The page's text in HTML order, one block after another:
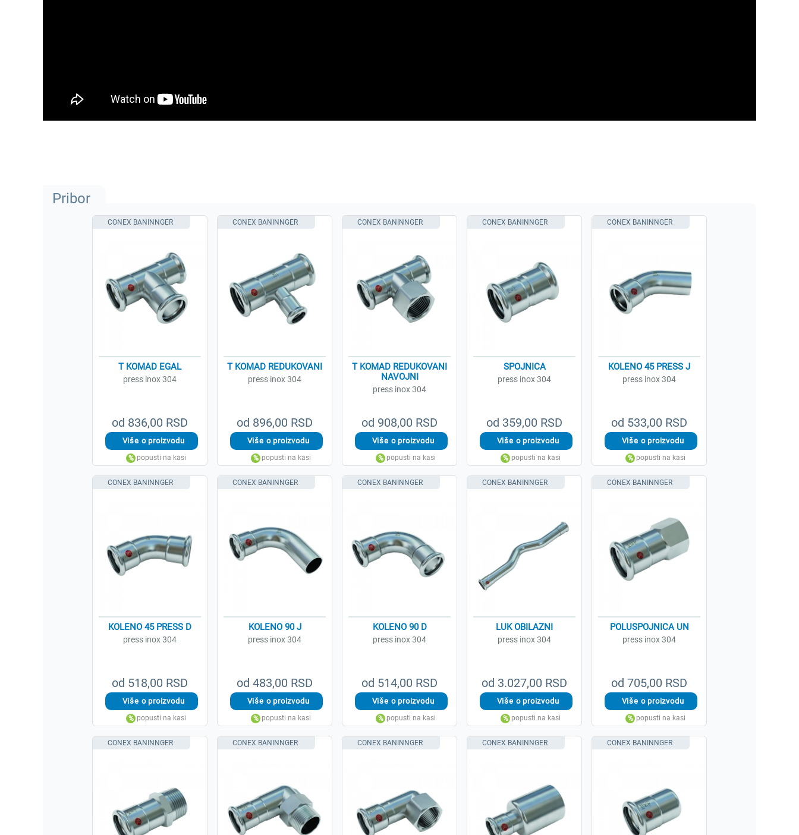
Pribor
od 836,00 RSD
T KOMAD EGAL
press inox 304
CONEX BANINNGER
od 896,00 RSD
T KOMAD REDUKOVANI
press inox 304
CONEX BANINNGER
od 908,00 RSD
T KOMAD REDUKOVANI
NAVOJNI
press inox 304
CONEX BANINNGER
od 359,00 RSD
SPOJNICA
press inox 304
CONEX BANINNGER
od 533,00 RSD
KOLENO 45 PRESS J
press inox 304
CONEX BANINNGER
od 518,00 RSD
KOLENO 45 PRESS D
press inox 304
CONEX BANINNGER
od 483,00 RSD
KOLENO 90 J
press inox 304
CONEX BANINNGER
od 514,00 RSD
KOLENO 90 D
press inox 304
CONEX BANINNGER
od 3.027,00 RSD
LUK OBILAZNI
press inox 304
CONEX BANINNGER
od 705,00 RSD
POLUSPOJNICA UN
press inox 304
CONEX BANINNGER
CONEX BANINNGER CONEX BANINNGER CONEX BANINNGER CONEX BANINNGER CONEX BANINNGER